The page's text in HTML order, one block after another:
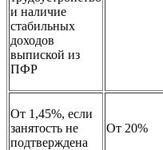
и наличие
стабильных
доходов
выпиской из
ПФР
От 1,45%, если
занятость не
подтверждена
От 20%